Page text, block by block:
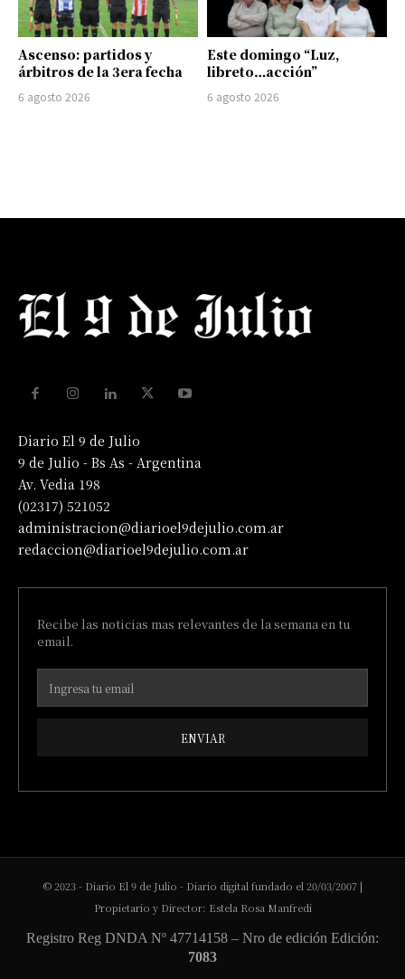
Ascenso: partidos y
árbitros de la 3era fecha
6 agosto 2026
Este domingo “Luz,
libreto…acción”
6 agosto 2026
Diario El 9 de Julio
9 de Julio - Bs As - Argentina
Av. Vedia 198
(02317) 521052
administracion@diarioel9dejulio.com.ar
redaccion@diarioel9dejulio.com.ar
Recibe las noticias mas relevantes de la semana en tu
email.
ENVIAR
© 2023 - Diario El 9 de Julio - Diario digital fundado el 20/03/2007 |
Propietario y Director: Estela Rosa Manfredi
Registro Reg DNDA Nº 47714158 – Nro de edición Edición:
7083